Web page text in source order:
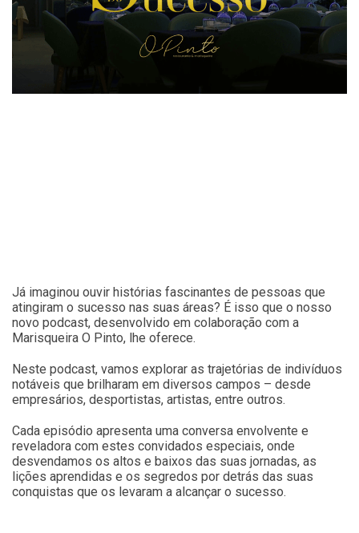
Já imaginou ouvir histórias fascinantes de pessoas que
atingiram o sucesso nas suas áreas? É isso que o nosso
novo podcast, desenvolvido em colaboração com a
Marisqueira O Pinto, lhe oferece.
Neste podcast, vamos explorar as trajetórias de indivíduos
notáveis que brilharam em diversos campos – desde
empresários, desportistas, artistas, entre outros.
Cada episódio apresenta uma conversa envolvente e
reveladora com estes convidados especiais, onde
desvendamos os altos e baixos das suas jornadas, as
lições aprendidas e os segredos por detrás das suas
conquistas que os levaram a alcançar o sucesso.